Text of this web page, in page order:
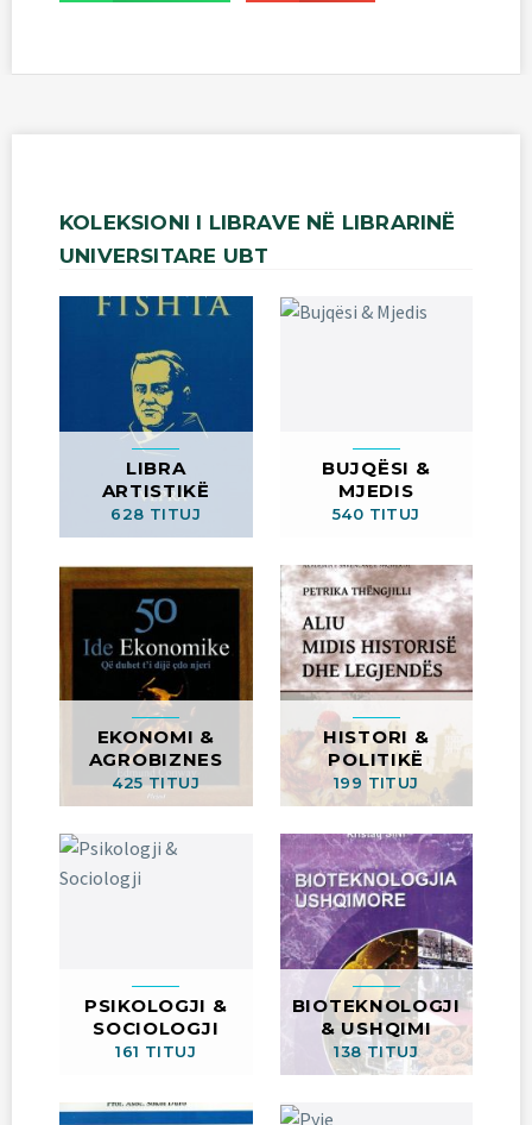
KOLEKSIONI I LIBRAVE NË LIBRARINË
UNIVERSITARE UBT
LIBRA
ARTISTIKË
628 TITUJ
BUJQËSI &
MJEDIS
540 TITUJ
EKONOMI &
AGROBIZNES
425 TITUJ
HISTORI &
POLITIKË
199 TITUJ
PSIKOLOGJI &
SOCIOLOGJI
161 TITUJ
BIOTEKNOLOGJI
& USHQIMI
138 TITUJ